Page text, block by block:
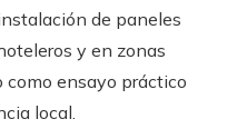
de paneles
y en zonas
ensayo práctico
local.